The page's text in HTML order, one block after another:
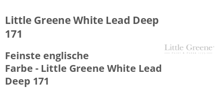
Little Greene White Lead Deep
171
Feinste englische
Farbe - Little Greene White Lead
Deep 171